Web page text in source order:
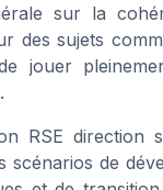
sur la
des sujets
jouer
RSE direction
scénarios de